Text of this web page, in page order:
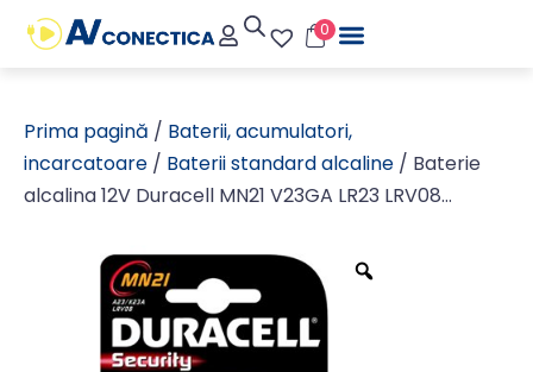
0
Prima pagină / Baterii, acumulatori,
incarcatoare / Baterii standard alcaline / Baterie
alcalina 12V Duracell MN21 V23GA LR23 LRV08